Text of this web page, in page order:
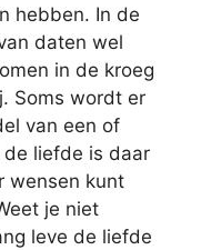
hebben. In de
daten wel
in de kroeg
Soms wordt er
van een of
liefde is daar
wensen kunt
je niet
leve de liefde